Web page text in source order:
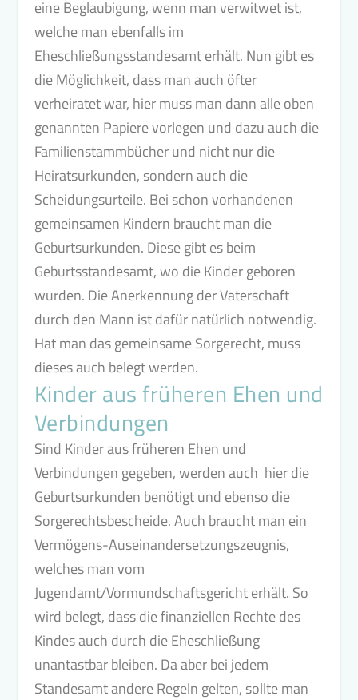
eine Beglaubigung, wenn man verwitwet ist,
welche man ebenfalls im
Eheschließungsstandesamt erhält. Nun gibt es
die Möglichkeit, dass man auch öfter
verheiratet war, hier muss man dann alle oben
genannten Papiere vorlegen und dazu auch die
Familienstammbücher und nicht nur die
Heiratsurkunden, sondern auch die
Scheidungsurteile. Bei schon vorhandenen
gemeinsamen Kindern braucht man die
Geburtsurkunden. Diese gibt es beim
Geburtsstandesamt, wo die Kinder geboren
wurden. Die Anerkennung der Vaterschaft
durch den Mann ist dafür natürlich notwendig.
Hat man das gemeinsame Sorgerecht, muss
dieses auch belegt werden.
Kinder aus früheren Ehen und
Verbindungen
Sind Kinder aus früheren Ehen und
Verbindungen gegeben, werden auch hier die
Geburtsurkunden benötigt und ebenso die
Sorgerechtsbescheide. Auch braucht man ein
Vermögens-Auseinandersetzungszeugnis,
welches man vom
Jugendamt/Vormundschaftsgericht erhält. So
wird belegt, dass die finanziellen Rechte des
Kindes auch durch die Eheschließung
unantastbar bleiben. Da aber bei jedem
Standesamt andere Regeln gelten, sollte man